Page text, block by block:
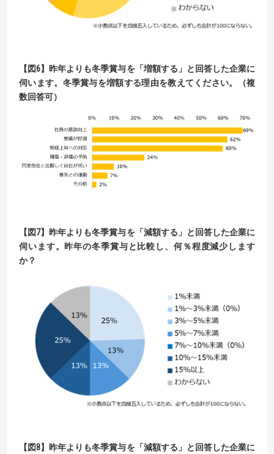
【 図6】 昨年よりも冬季賞与を「増額する」と回答した企業に
伺います。 冬季賞与を増額する理由を教えてください。（複
数回答可）
【 図7】 昨年よりも冬季賞与を「減額する」と回答した企業に
伺います。 昨年の冬季賞与と比較し、何％程度減少します
か？
【 図8】 昨年よりも冬季賞与を「減額する」と回答した企業に